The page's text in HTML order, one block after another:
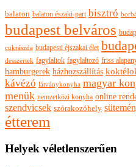
balaton balaton északi-part bisztró
budapest belváros
cukrászda budapesti éjszakai élet
desszertek fagylaltok fagylaltozó friss
hamburgerek házhozszállítás
kávézó látványkonyha magyar
menük nemzetközi konyha online
szendvicsek szórakozóhely
étterem
Helyek véletlenszerűen